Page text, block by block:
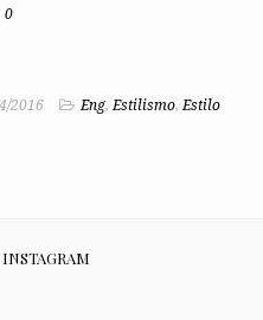
0
2016 Eng,Estilismo,Estilo